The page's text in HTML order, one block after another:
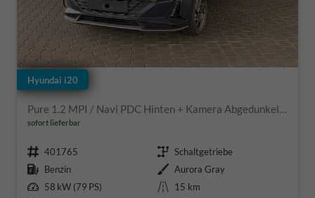
Hyundai i20
Pure 1.2 MPI / Navi PDC Hinten + Kamera Abgedunkelte Scheiben Tempomat Alu 16"
sofort lieferbar
Fahrzeugnr. 401765 Getriebe Schaltgetriebe
Kraftstoff Benzin Außenfarbe Aurora Gray
Leistung 58 kW (79 PS) Kilometerstand
15 km